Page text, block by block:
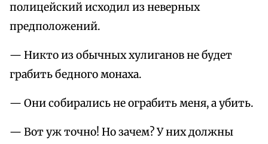
полицейский исходил из неверных
предположений.
— Никто из обычных хулиганов не будет
грабить бедного монаха.
— Они собирались не ограбить меня, а убить.
— Вот уж точно! Но зачем? У них должны